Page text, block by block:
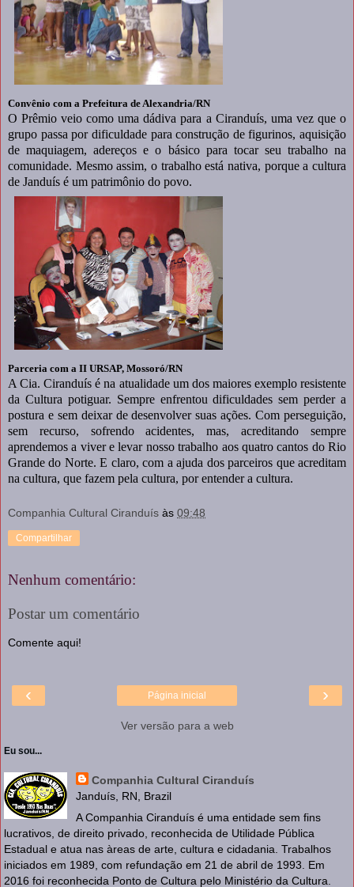
Convênio com a Prefeitura de Alexandria/RN
O Prêmio veio como uma dádiva para a Ciranduís, uma vez que o
grupo passa por dificuldade para construção de figurinos, aquisição
de maquiagem, adereços e o básico para tocar seu trabalho na
comunidade. Mesmo assim, o trabalho está nativa, porque a cultura
de Janduís é um patrimônio do povo.
Parceria com a II URSAP, Mossoró/RN
A Cia. Ciranduís é na atualidade um dos maiores exemplo resistente
da Cultura potiguar. Sempre enfrentou dificuldades sem perder a
postura e sem deixar de desenvolver suas ações. Com perseguição,
sem recurso, sofrendo acidentes, mas, acreditando sempre
aprendemos a viver e levar nosso trabalho aos quatro cantos do Rio
Grande do Norte. E claro, com a ajuda dos parceiros que acreditam
na cultura, que fazem pela cultura, por entender a cultura.
Companhia Cultural Ciranduís às 09:48
Compartilhar
Nenhum comentário:
Postar um comentário
Comente aqui!
‹ ›
Página inicial
Ver versão para a web
Eu sou...
Companhia Cultural Ciranduís
Janduís, RN, Brazil
A Companhia Ciranduís é uma entidade sem fins
lucrativos, de direito privado, reconhecida de Utilidade Pública
Estadual e atua nas àreas de arte, cultura e cidadania. Trabalhos
iniciados em 1989, com refundação em 21 de abril de 1993. Em
2016 foi reconhecida Ponto de Cultura pelo Ministério da Cultura.